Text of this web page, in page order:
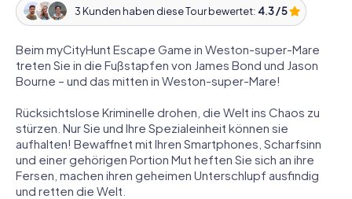
3 Kunden haben diese Tour bewertet: 4.3 / 5
Beim myCityHunt Escape Game in Weston-super-Mare
treten Sie in die Fußstapfen von James Bond und Jason
Bourne – und das mitten in Weston-super-Mare!
Rücksichtslose Kriminelle drohen, die Welt ins Chaos zu
stürzen. Nur Sie und Ihre Spezialeinheit können sie
aufhalten! Bewaffnet mit Ihren Smartphones, Scharfsinn
und einer gehörigen Portion Mut heften Sie sich an ihre
Fersen, machen ihren geheimen Unterschlupf ausfindig
und retten die Welt.